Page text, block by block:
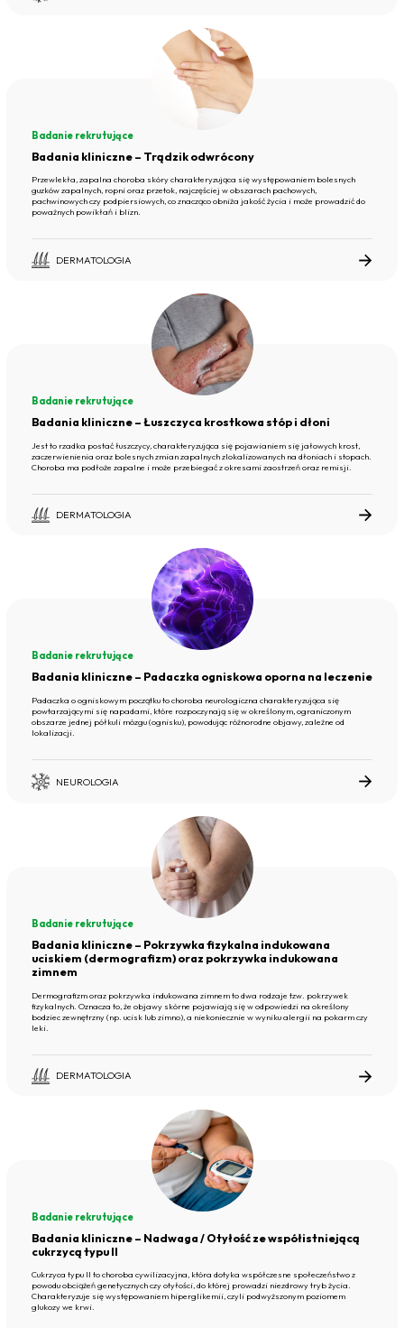
Badanie rekrutujące
Badania kliniczne – Trądzik odwrócony
Przewlekła, zapalna choroba skóry charakteryzująca się występowaniem bolesnych
guzków zapalnych, ropni oraz przetok, najczęściej w obszarach pachowych,
pachwinowych czy podpiersiowych, co znacząco obniża jakość życia i może prowadzić do
poważnych powikłań i blizn.
DERMATOLOGIA
Badanie rekrutujące
Badania kliniczne – Łuszczyca krostkowa stóp i dłoni
Jest to rzadka postać łuszczycy, charakteryzująca się pojawianiem się jałowych krost,
zaczerwienienia oraz bolesnych zmian zapalnych zlokalizowanych na dłoniach i stopach.
Choroba ma podłoże zapalne i może przebiegać z okresami zaostrzeń oraz remisji.
DERMATOLOGIA
Badanie rekrutujące
Badania kliniczne – Padaczka ogniskowa oporna na leczenie
Padaczka o ogniskowym początku to choroba neurologiczna charakteryzująca się
powtarzającymi się napadami, które rozpoczynają się w określonym, ograniczonym
obszarze jednej półkuli mózgu (ognisku), powodując różnorodne objawy, zależne od
lokalizacji.
NEUROLOGIA
Badanie rekrutujące
Badania kliniczne – Pokrzywka fizykalna indukowana
uciskiem (dermografizm) oraz pokrzywka indukowana
zimnem
Dermografizm oraz pokrzywka indukowana zimnem to dwa rodzaje tzw. pokrzywek
fizykalnych. Oznacza to, że objawy skórne pojawiają się w odpowiedzi na określony
bodziec zewnętrzny (np. ucisk lub zimno), a niekoniecznie w wyniku alergii na pokarm czy
leki.
DERMATOLOGIA
Badanie rekrutujące
Badania kliniczne – Nadwaga / Otyłość ze współistniejącą
cukrzycą typu II
Cukrzyca typu II to choroba cywilizacyjna, która dotyka współczesne społeczeństwo z
powodu obciążeń genetycznych czy otyłości, do której prowadzi niezdrowy tryb życia.
Charakteryzuje się występowaniem hiperglikemii, czyli podwyższonym poziomem
glukozy we krwi.